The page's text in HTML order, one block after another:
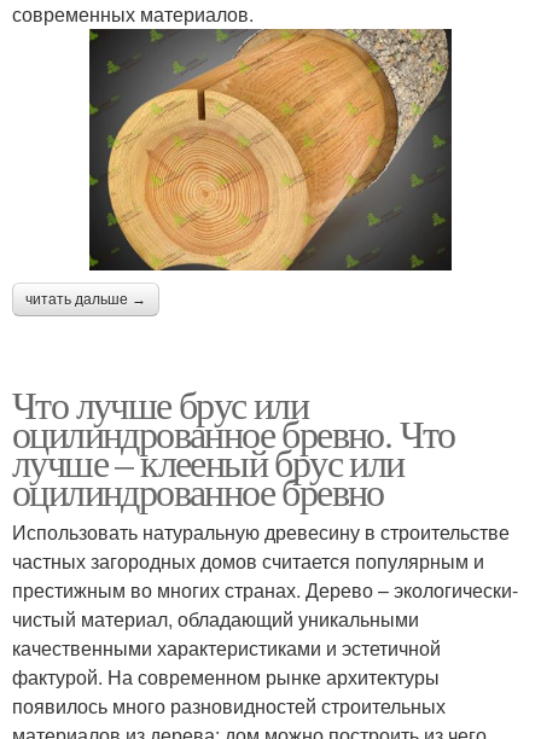
современных материалов.
читать дальше →
Что лучше брус или
оцилиндрованное бревно. Что
лучше – клееный брус или
оцилиндрованное бревно
Использовать натуральную древесину в строительстве
частных загородных домов считается популярным и
престижным во многих странах. Дерево – экологически-
чистый материал, обладающий уникальными
качественными характеристиками и эстетичной
фактурой. На современном рынке архитектуры
появилось много разновидностей строительных